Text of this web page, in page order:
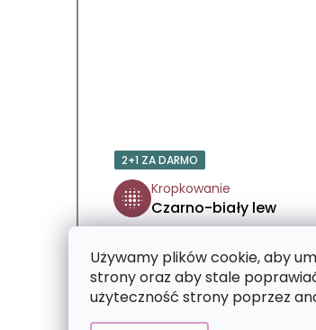
Używamy plików cookie, aby
strony oraz aby stale
użyteczność strony poprzez
2+1 ZA DARMO
Kropkowanie
Czarno-biały lew
zł47,90